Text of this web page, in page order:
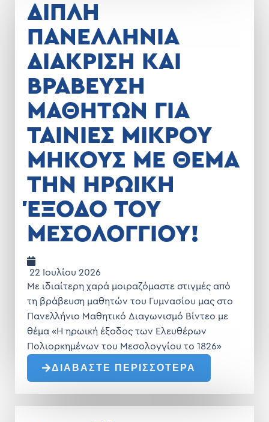
ΔΙΠΛΗ
ΠΑΝΕΛΛΗΝΙΑ
ΔΙΑΚΡΙΣΗ ΚΑΙ
ΒΡΑΒΕΥΣΗ
ΜΑΘΗΤΩΝ ΓΙΑ
ΤΑΙΝΙΕΣ ΜΙΚΡΟΥ
ΜΗΚΟΥΣ ΜΕ ΘΕΜΑ
ΤΗΝ ΗΡΩΙΚΗ
ΈΞΟΔΟ ΤΟΥ
ΜΕΣΟΛΟΓΓΙΟΥ!
22 Ιουλίου 2026
Με ιδιαίτερη χαρά μοιραζόμαστε στιγμές από
τη βράβευση μαθητών του Γυμνασίου μας στο
Πανελλήνιο Μαθητικό Διαγωνισμό Βίντεο με
θέμα «Η ηρωική έξοδος των Ελευθέρων
Πολιορκημένων του Μεσολογγίου το 1826»
ΔΙΑΒΑΣΤΕ ΠΕΡΙΣΣΟΤΕΡΑ